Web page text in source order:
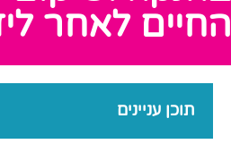
החיים לאחר
תוכן עניינים